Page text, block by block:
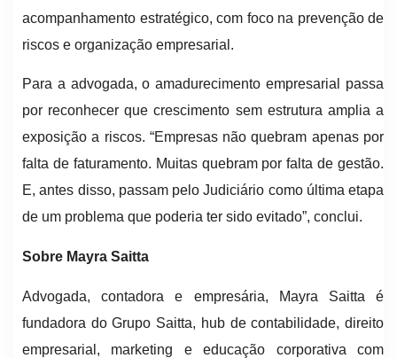
acompanhamento estratégico, com foco na prevenção de
riscos e organização empresarial.
Para a advogada, o amadurecimento empresarial passa
por reconhecer que crescimento sem estrutura amplia a
exposição a riscos. “Empresas não quebram apenas por
falta de faturamento. Muitas quebram por falta de gestão.
E, antes disso, passam pelo Judiciário como última etapa
de um problema que poderia ter sido evitado”, conclui.
Sobre Mayra Saitta
Advogada, contadora e empresária, Mayra Saitta é
fundadora do Grupo Saitta, hub de contabilidade, direito
empresarial, marketing e educação corporativa com